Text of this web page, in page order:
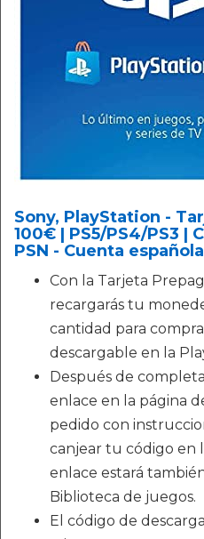
Sony, PlayStation -
100€ | PS5/PS4/PS3 |
PSN - Cuenta española
Con la Tarjeta
recargarás tu
cantidad para
descargable en la
Después de
enlace en la página
pedido con
canjear tu código en
enlace estará
Biblioteca de juegos.
El código de